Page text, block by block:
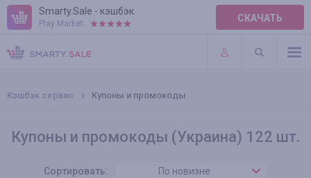
Smarty.Sale - кэшбэк
Play Market: СКАЧАТЬ
ПРАВИЛА
ПЛАГИНЫ
Кэшбэк сервис Купоны и промокоды
Купоны и промокоды (Украина) 122 шт.
Сортировать: По новизне